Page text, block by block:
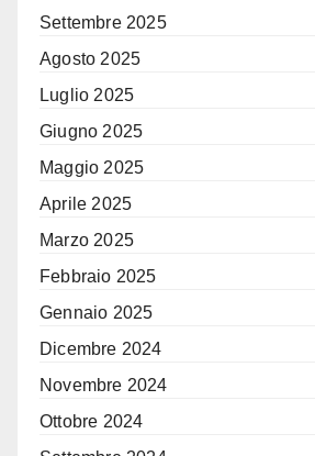
Settembre 2025
Agosto 2025
Luglio 2025
Giugno 2025
Maggio 2025
Aprile 2025
Marzo 2025
Febbraio 2025
Gennaio 2025
Dicembre 2024
Novembre 2024
Ottobre 2024